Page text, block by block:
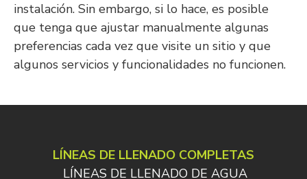
instalación. Sin embargo, si lo hace, es posible
que tenga que ajustar manualmente algunas
preferencias cada vez que visite un sitio y que
algunos servicios y funcionalidades no funcionen.
LÍNEAS DE LLENADO COMPLETAS
LÍNEAS DE LLENADO DE AGUA